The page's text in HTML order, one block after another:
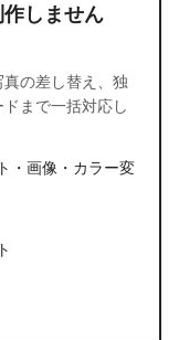
しません
の差し替え、独
まで一括対応し
・画像・カラー変